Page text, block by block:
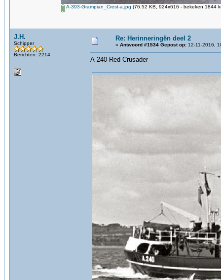
A-393-Grampian_Crest-a.jpg (76.52 KB, 924x616 - bekeken 1844
J.H.
Schipper
Berichten: 2214
Re: Herinneringën deel 2
« Antwoord #1534 Gepost op: 12-11-2016,
A-240-Red Crusader-